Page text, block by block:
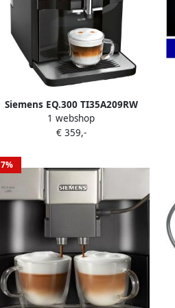
Siemens EQ.300 TI35A209RW
Volautomatische
espressomachine Zwart
1 webshop
€ 359,-
7%